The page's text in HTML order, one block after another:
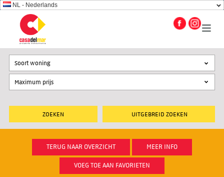
NL - Nederlands
UITGEBREID ZOEKEN
Soort woning
TERUG NAAR OVERZICHT MEER INFO
VOEG TOE AAN FAVORIETEN